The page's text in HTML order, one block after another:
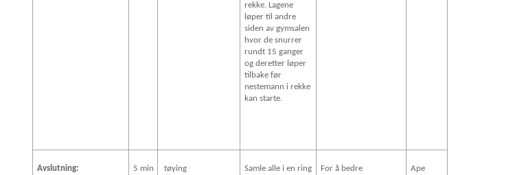
rekke. Lagene
løper til andre
siden av gymsalen
hvor de snurrer
rundt 15 ganger
og deretter løper
tilbake før
nestemann i rekke
kan starte.
Avslutning: 5 min tøying
Samle alle i en ring
For å bedre
Ape